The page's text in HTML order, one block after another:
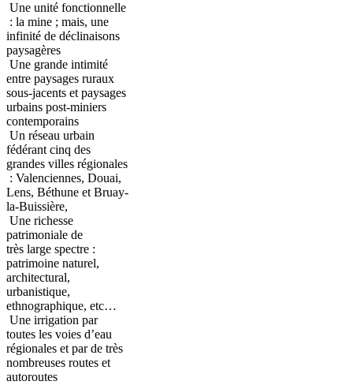
Une unité fonctionnelle
: la mine ; mais, une
infinité de déclinaisons
paysagères
Une grande intimité
entre paysages ruraux
sous-jacents et paysages
urbains post-miniers
contemporains
Un réseau urbain
fédérant cinq des
grandes villes régionales
: Valenciennes, Douai,
Lens, Béthune et Bruay-
la-Buissière,
Une richesse
patrimoniale de
très large spectre :
patrimoine naturel,
architectural,
urbanistique,
ethnographique, etc…
Une irrigation par
toutes les voies d’eau
régionales et par de très
nombreuses routes et
autoroutes